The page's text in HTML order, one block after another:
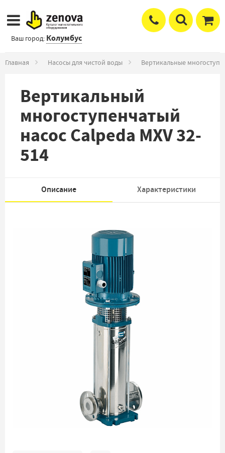
Ваш город: Колумбус
Главная Насосы для чистой воды Вертикальные
Вертикальный
многоступенчатый
насос Calpeda MXV 32-
514
Описание Характеристики